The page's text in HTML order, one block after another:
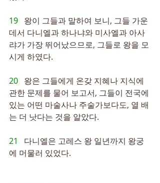
19 왕이 그들과 말하여 보니, 그들 가운
데서 다니엘과 하나냐와 미사엘과 아사
랴가 가장 뛰어났으므로, 그들로 왕을 모
시게 하였다.
20 왕은 그들에게 온갖 지혜나 지식에
관한 문제를 물어 보고서, 그들이 전국에
있는 어떤 마술사나 주술가보다도, 열 배
는 더 낫다는 것을 알았다.
21 다니엘은 고레스 왕 일년까지 왕궁
에 머물러 있었다.